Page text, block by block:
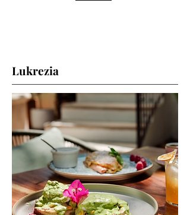
Lukrezia